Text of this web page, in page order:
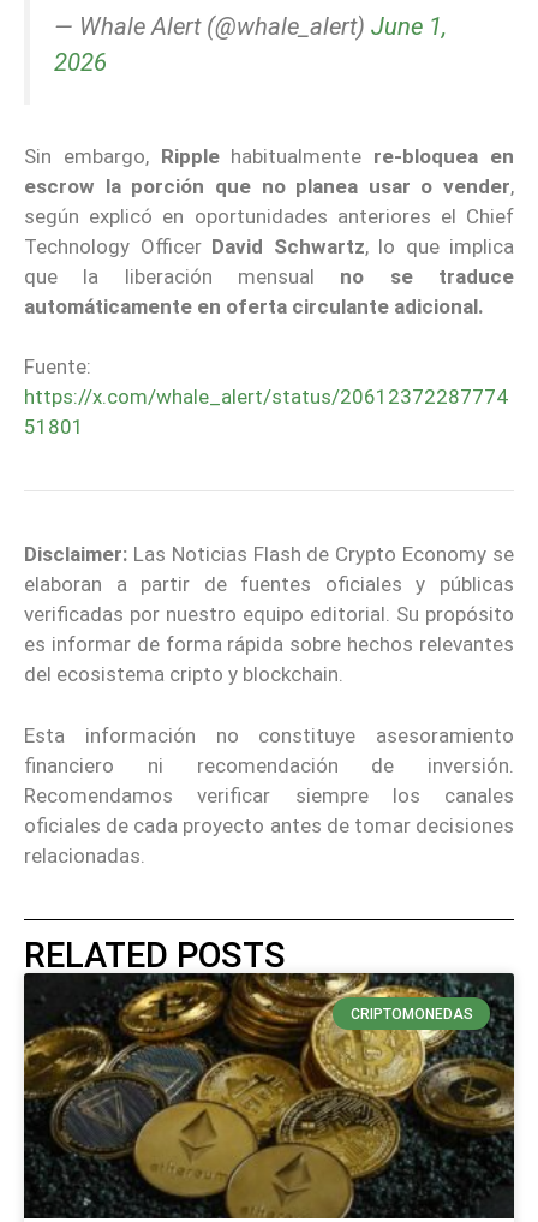
— Whale Alert (@whale_alert) June 1,
2026
Sin embargo, Ripplehabitualmente re-bloquea en
escrow la porción que no planea usar o vender,
según explicó en oportunidades anteriores el Chief
Technology Officer David Schwartz, lo que implica
que la liberación mensual no se traduce
automáticamente en oferta circulante adicional.
Fuente:
https://x.com/whale_alert/status/20612372287774
51801
Disclaimer: Las Noticias Flash de Crypto Economy se
elaboran a partir de fuentes oficiales y públicas
verificadas por nuestro equipo editorial. Su propósito
es informar de forma rápida sobre hechos relevantes
del ecosistema cripto y blockchain.
Esta información no constituye asesoramiento
financiero ni recomendación de inversión.
Recomendamos verificar siempre los canales
oficiales de cada proyecto antes de tomar decisiones
relacionadas.
RELATED POSTS
CRIPTOMONEDAS